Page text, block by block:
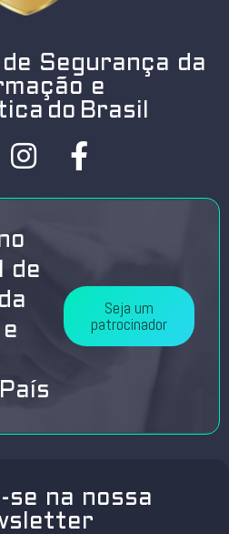
Segurança da
e
do Brasil
de
Seja um
patrocinador
se na nossa